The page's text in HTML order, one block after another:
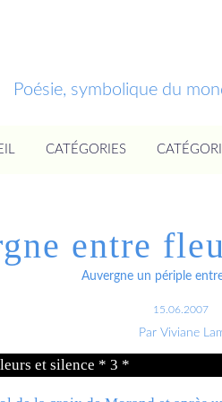
Poésie, symbolique du
CATÉGORIES
entre
Auvergne un périple
15.06.2007
Par Viviane